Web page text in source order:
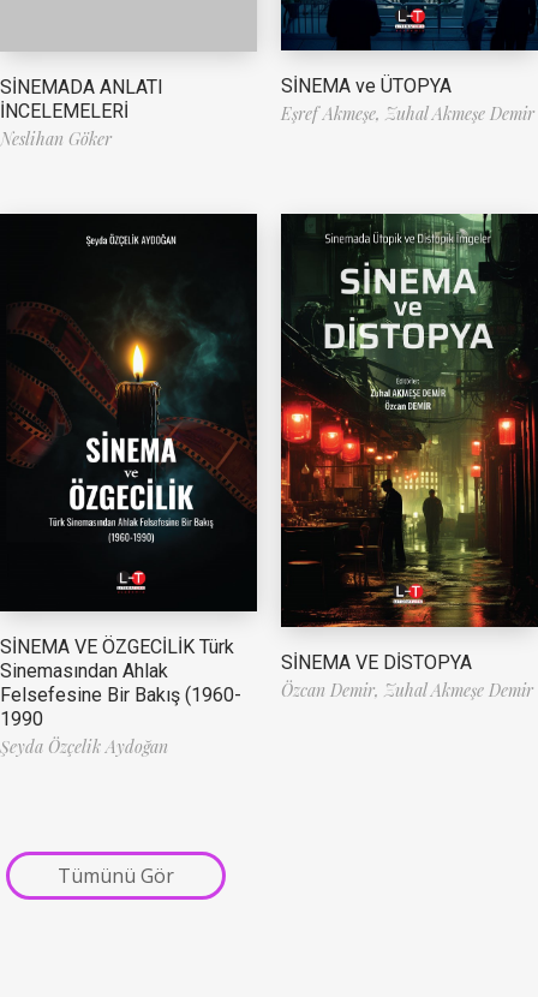
SİNEMADA ANLATI
İNCELEMELERİ
Neslihan Göker
SİNEMA ve ÜTOPYA
Eşref Akmeşe, Zuhal Akmeşe Demir
SİNEMA VE ÖZGECİLİK Türk
Sinemasından Ahlak
Felsefesine Bir Bakış (1960-
1990
Şeyda Özçelik Aydoğan
SİNEMA VE DİSTOPYA
Özcan Demir, Zuhal Akmeşe Demir
Tümünü Gör